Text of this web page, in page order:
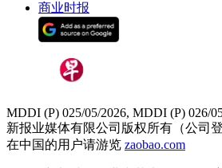
商业时报
MDDI (P) 025/05/2026, MDDI (P) 026/
新报业媒体有限公司版权所有（公司登
在中国的用户请游览 zaobao.com